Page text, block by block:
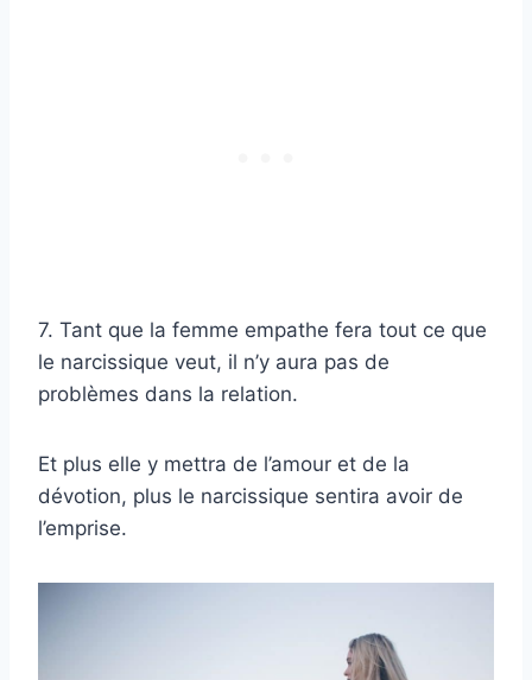
7. Tant que la femme empathe fera tout ce que
le narcissique veut, il n’y aura pas de
problèmes dans la relation.
Et plus elle y mettra de l’amour et de la
dévotion, plus le narcissique sentira avoir de
l’emprise.